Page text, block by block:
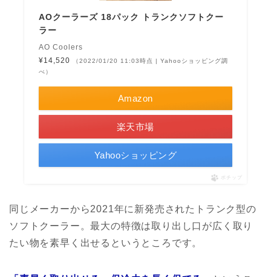
AOクーラーズ 18パック トランクソフトクー
ラー
AO Coolers
¥14,520
（2022/01/20 11:03時点 | Yahooショッピング調
べ）
Amazon
楽天市場
Yahooショッピング
ポチップ
同じメーカーから2021年に新発売されたトランク型の
ソフトクーラー。最大の特徴は取り出し口が広く取り
たい物を素早く出せるというところです。